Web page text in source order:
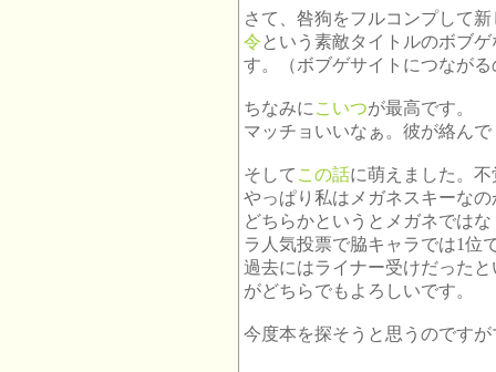
さて、咎狗をフルコンプして
令 という素敵タイトルのボブ
す。（ボブゲサイトにつなが
ちなみに こいつが最高です。
マッチョいいなぁ。彼が絡ん
そして この話に萌えました。
やっぱり私はメガネスキーな
どちらかというとメガネでは
ラ人気投票で脇キャラでは1位
過去にはライナー受けだった
がどちらでもよろしいです。
今度本を探そうと思うのです